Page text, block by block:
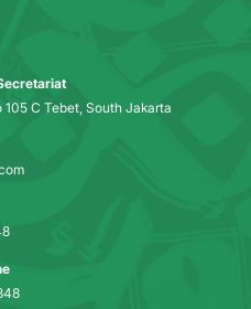
105 C Tebet, South Jakarta